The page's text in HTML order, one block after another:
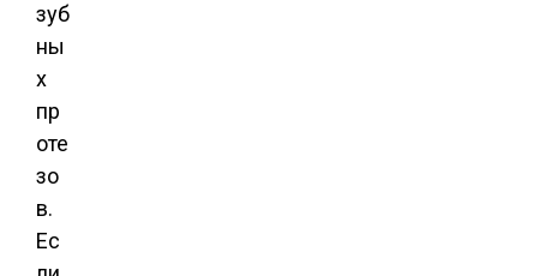
зуб
ны
х
пр
оте
зо
в.
Ес